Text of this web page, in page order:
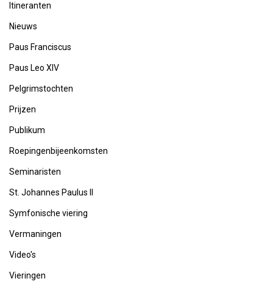
Itineranten
Nieuws
Paus Franciscus
Paus Leo XIV
Pelgrimstochten
Prijzen
Publikum
Roepingenbijeenkomsten
Seminaristen
St. Johannes Paulus II
Symfonische viering
Vermaningen
Video's
Vieringen